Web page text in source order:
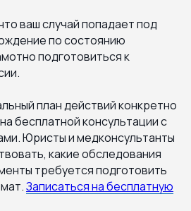
ваш случай попадает под
по состоянию
подготовиться к
план действий конкретно
бесплатной консультации с
Юристы и медконсультанты
какие обследования
требуется подготовить
Записаться на бесплатную